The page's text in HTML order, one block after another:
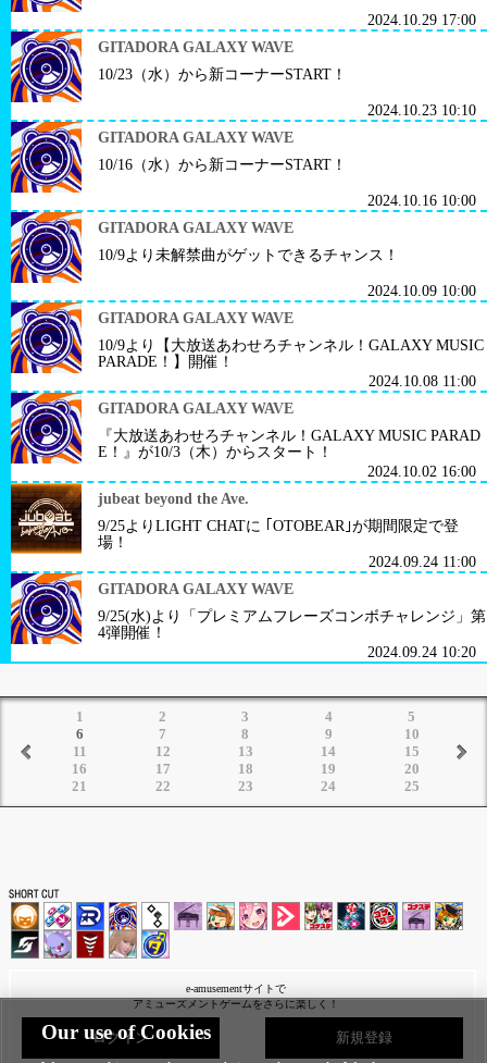
2024.10.29 17:00
GITADORA GALAXY WAVE
10/23（水）から新コーナーSTART！
2024.10.23 10:10
GITADORA GALAXY WAVE
10/16（水）から新コーナーSTART！
2024.10.16 10:00
GITADORA GALAXY WAVE
10/9より未解禁曲がゲットできるチャンス！
2024.10.09 10:00
GITADORA GALAXY WAVE
10/9より【大放送あわせろチャンネル！GALAXY MUSIC
PARADE！】開催！
2024.10.08 11:00
GITADORA GALAXY WAVE
『大放送あわせろチャンネル！GALAXY MUSIC PARAD
E！』が10/3（木）からスタート！
2024.10.02 16:00
jubeat beyond the Ave.
9/25よりLIGHT CHATに ｢OTOBEAR｣が期間限定で登
場！
2024.09.24 11:00
GITADORA GALAXY WAVE
9/25(水)より「プレミアムフレーズコンボチャレンジ」第
4弾開催！
2024.09.24 10:20
1 2 3 4
5
6
7 8 9
10
11
12 13 14
15
16
17 18 19
20
21
22 23 24 25
e-amusementサイトで
アミューズメントゲームをさらに楽しく！
ログイン 新規登録
Our use of Cookies